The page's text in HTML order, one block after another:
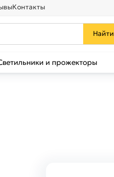
Контакты
Найти
и прожекторы